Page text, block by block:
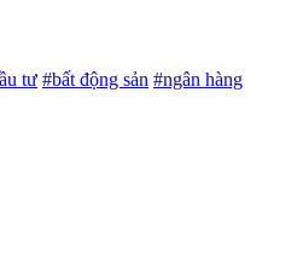
tư #bất động sản #ngân hàng